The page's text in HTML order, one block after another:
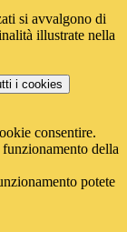
si avvalgono di
illustrate nella
i cookies
consentire.
della
potete